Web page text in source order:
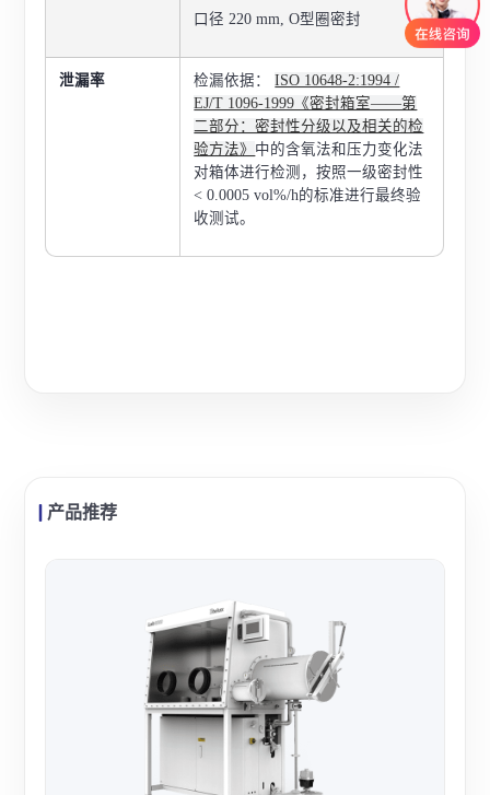
口径 220 mm, O型圈密封
泄漏率 检漏依据：ISO 10648-2:1994 /
EJ/T 1096-1999《密封箱室——第
二部分：密封性分级以及相关的检
验方法》 中的含氧法和压力变化法
对箱体进行检测，按照一级密封性
< 0.0005 vol%/h的标准进行最终验
收测试。
产品推荐